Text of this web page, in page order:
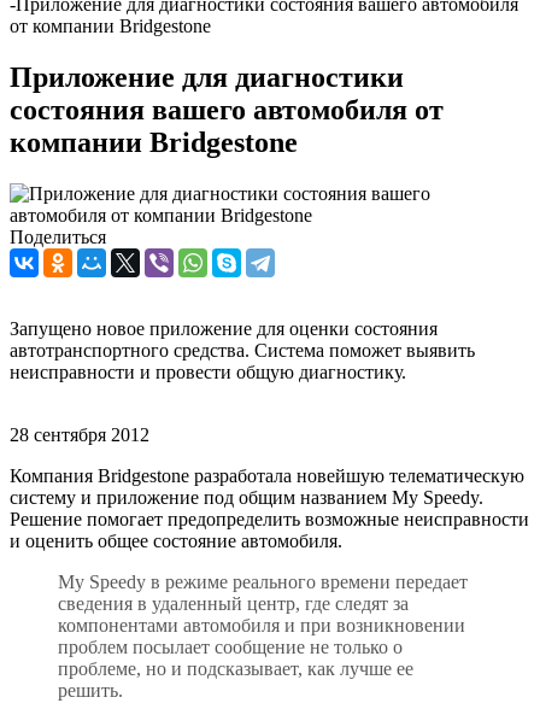
-Приложение для диагностики состояния вашего автомобиля
от компании Bridgestone
Приложение для диагностики
состояния вашего автомобиля от
компании Bridgestone
Поделиться
Запущено новое приложение для оценки состояния
автотранспортного средства. Система поможет выявить
неисправности и провести общую диагностику.
28 сентября 2012
Компания Bridgestone разработала новейшую телематическую
систему и приложение под общим названием My Speedy.
Решение помогает предопределить возможные неисправности
и оценить общее состояние автомобиля.
My Speedy в режиме реального времени передает
сведения в удаленный центр, где следят за
компонентами автомобиля и при возникновении
проблем посылает сообщение не только о
проблеме, но и подсказывает, как лучше ее
решить.